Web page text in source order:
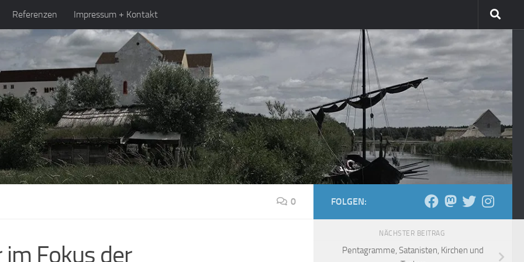
Referenzen Impressum + Kontakt
0
Fokus der
FOLGEN:
NÄCHSTER BEITRAG
Pentagramme, Satanisten, Kirchen und